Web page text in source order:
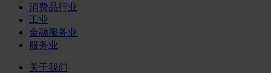
消费品行业
工业
金融服务业
服务业
关于我们